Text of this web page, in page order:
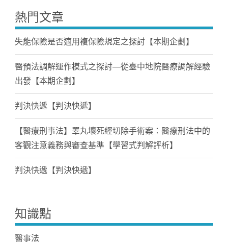
熱門文章
失能保險是否適用複保險規定之探討【本期企劃】
醫預法調解運作模式之探討—從臺中地院醫療調解經驗
出發【本期企劃】
判決快遞【判決快遞】
【醫療刑事法】睪丸壞死經切除手術案：醫療刑法中的
客觀注意義務與審查基準【學習式判解評析】
判決快遞【判決快遞】
知識點
醫事法